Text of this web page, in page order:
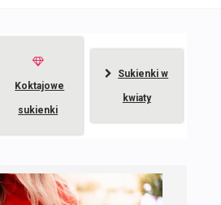
Koktajowe
sukienki
Sukienki w
kwiaty